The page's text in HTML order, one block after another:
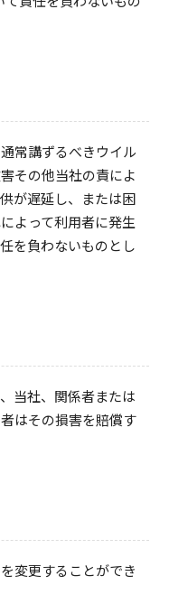
常講ずるべきウイル
その他当社の責によ
が遅延し、または困
よって利用者に発生
を負わないものとし
当社、関係者または
はその損害を賠償す
変更することができ